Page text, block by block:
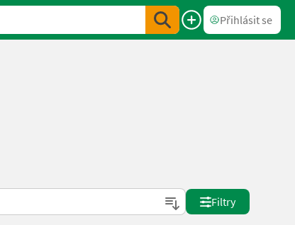
Přihlásit se
Filtry